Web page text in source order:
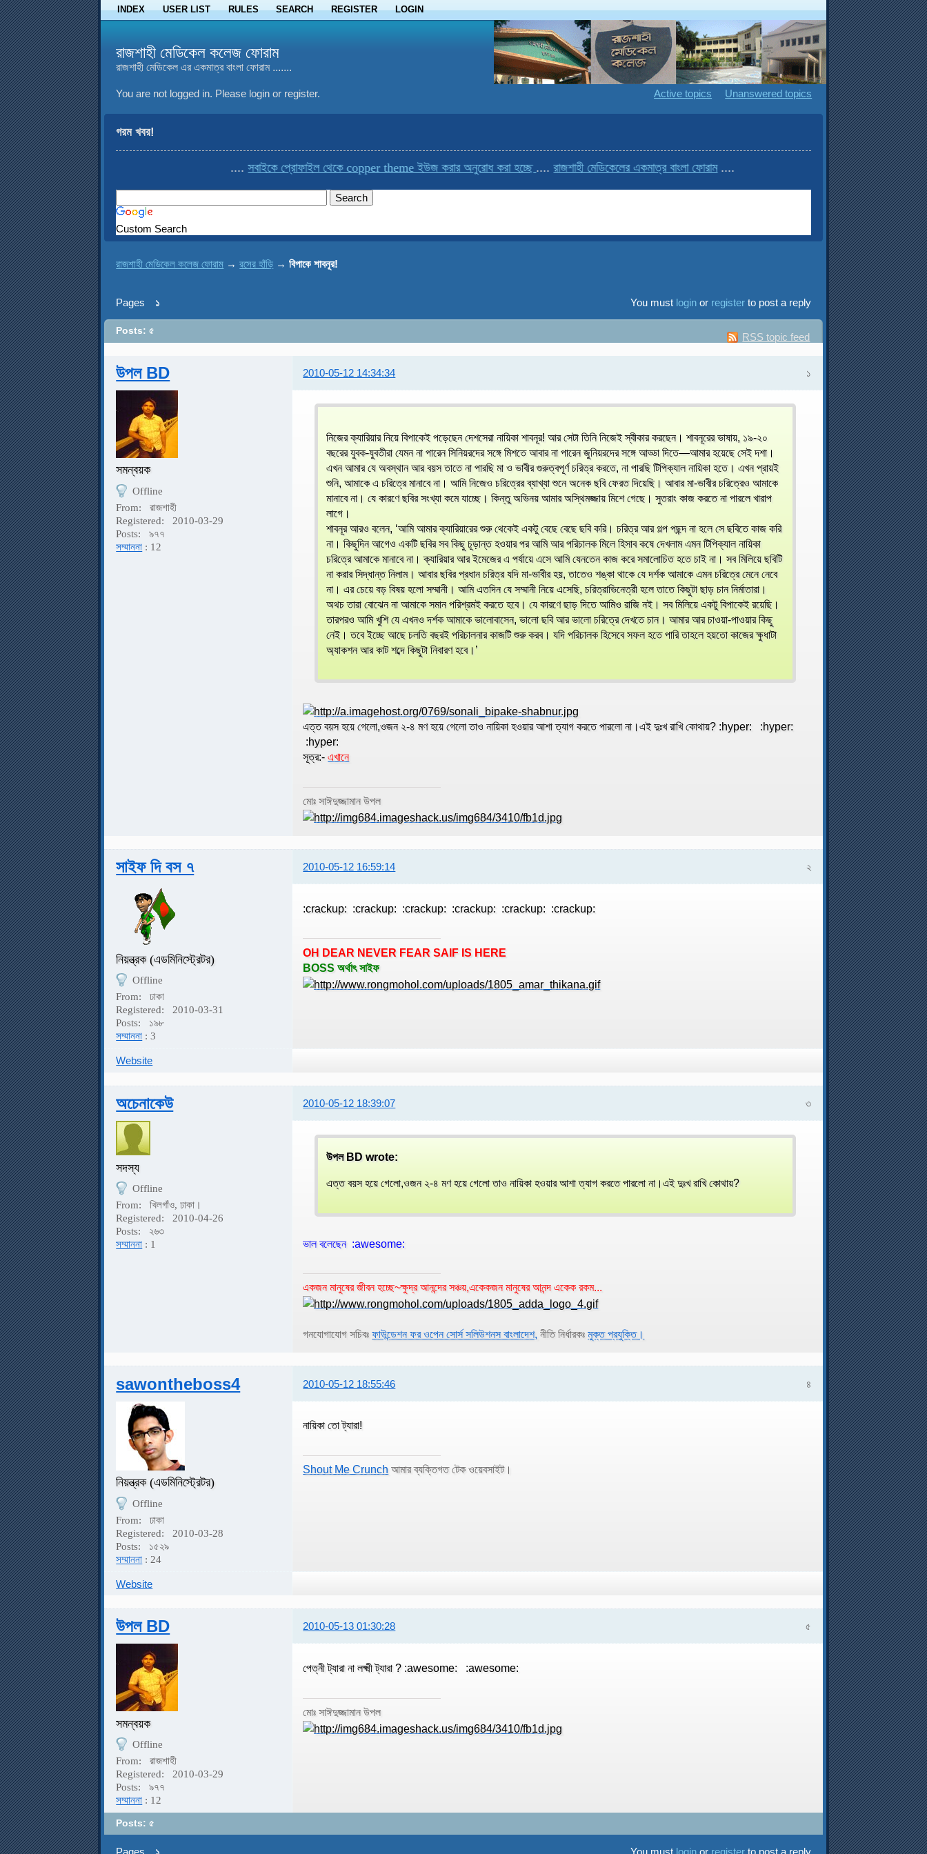
INDEX USER LIST RULES SEARCH REGISTER LOGIN
রাজশাহী মেডিকেল কলেজ ফোরাম
রাজশাহী মেডিকেল এর একমাত্র বাংলা ফোরাম .......
You are not logged in. Please login or register. Active topics Unanswered topics
গরম খবর!
সবাইকে প্রোফাইল থেকে copper theme ইউজ করার অনুরোধ করা হচ্ছে....রাজশাহী মেডিকেলের একমাত্র বাংলা ফোরাম....
Custom Search
রাজশাহী মেডিকেল কলেজ ফোরাম →রসের হাঁড়ি →বিপাকে শাবনূর!
Pages ১ You must loginor registerto post a reply
RSS topic feed
Posts: ৫
১
উপল BD 2010-05-12 14:34:34
সমন্বয়ক
Offline
From:
রাজশাহী
Registered:
2010-03-29
Posts:
৯৭৭
সম্মাননা : 12
নিজের ক্যারিয়ার নিয়ে বিপাকেই পড়েছেন দেশসেরা নায়িকা শাবনূর! আর সেটা তিনি নিজেই স্বীকার করছেন। শাবনূরের ভাষায়, ১৯-২০
বছরের যুবক-যুবতীরা যেমন না পারেন সিনিয়রদের সঙ্গে মিশতে আবার না পারেন জুনিয়রদের সঙ্গে আড্ডা দিতে—আমার হয়েছে সেই দশা।
এখন আমার যে অবস্থান আর বয়স তাতে না পারছি মা ও ভাবীর গুরুত্বপূর্ণ চরিত্র করতে, না পারছি টিপিক্যাল নায়িকা হতে। এখন প্রায়ই
শুনি, আমাকে এ চরিত্রে মানাবে না। আমি নিজেও চরিত্রের ব্যাখ্যা শুনে অনেক ছবি ফেরত দিয়েছি। আবার মা-ভাবীর চরিত্রেও আমাকে
মানাবে না। যে কারণে ছবির সংখ্যা কমে যাচ্ছে। কিন্তু অভিনয় আমার অস্থিমজ্জায় মিশে গেছে। সুতরাং কাজ করতে না পারলে খারাপ
লাগে।
শাবনূর আরও বলেন, ‘আমি আমার ক্যারিয়ারের শুরু থেকেই একটু বেছে বেছে ছবি করি। চরিত্র আর গল্প পছন্দ না হলে সে ছবিতে কাজ করি
না। কিছুদিন আগেও একটি ছবির সব কিছু চূড়ান্ত হওয়ার পর আমি আর পরিচালক মিলে হিসাব কষে দেখলাম এমন টিপিক্যাল নায়িকা
চরিত্রে আমাকে মানাবে না। ক্যারিয়ার আর ইমেজের এ পর্যায়ে এসে আমি যেনতেন কাজ করে সমালোচিত হতে চাই না। সব মিলিয়ে ছবিটি
না করার সিদ্ধান্ত নিলাম। আবার ছবির প্রধান চরিত্র যদি মা-ভাবীর হয়, তাতেও শঙ্কা থাকে যে দর্শক আমাকে এমন চরিত্রে মেনে নেবে
না। এর চেয়ে বড় বিষয় হলো সম্মানী। আমি এতদিন যে সম্মানী নিয়ে এসেছি, চরিত্রাভিনেত্রী হলে তাতে কিছুটা ছাড় চান নির্মাতারা।
অথচ তারা বোঝেন না আমাকে সমান পরিশ্রমই করতে হবে। যে কারণে ছাড় দিতে আমিও রাজি নই। সব মিলিয়ে একটু বিপাকেই রয়েছি।
তারপরও আমি খুশি যে এখনও দর্শক আমাকে ভালোবাসেন, ভালো ছবি আর ভালো চরিত্রে দেখতে চান। আমার আর চাওয়া-পাওয়ার কিছু
নেই। তবে ইচ্ছে আছে চলতি বছরই পরিচালনার কাজটি শুরু করব। যদি পরিচালক হিসেবে সফল হতে পারি তাহলে হয়তো কাজের ক্ষুধাটা
অ্যাকশন আর কাট শব্দে কিছুটা নিবারণ হবে।’
এত্ত বয়স হয়ে গেলো,ওজন ২-৪ মণ হয়ে গেলো তাও নায়িকা হওয়ার আশা ত্যাগ করতে পারলো না।এই দুঃখ রাখি কোথায়? :hyper: :hyper:
:hyper:
সূত্র:-এখানে
মোঃ সাঈদুজ্জামান উপল
২
সাইফ দি বস ৭ 2010-05-12 16:59:14
নিয়ন্ত্রক (এডমিনিস্ট্রেটর)
Offline
From:
ঢাকা
Registered:
2010-03-31
Posts:
১৯৮
সম্মাননা : 3
:crackup: :crackup: :crackup: :crackup: :crackup: :crackup:
OH DEAR NEVER FEAR SAIF IS HERE
BOSS অর্থাৎ সাইফ
Website
৩
অচেনাকেউ 2010-05-12 18:39:07
সদস্য
Offline
From:
খিলগাঁও, ঢাকা।
Registered:
2010-04-26
Posts:
২৬৩
সম্মাননা : 1
উপল BD wrote:
এত্ত বয়স হয়ে গেলো,ওজন ২-৪ মণ হয়ে গেলো তাও নায়িকা হওয়ার আশা ত্যাগ করতে পারলো না।এই দুঃখ রাখি কোথায়?
ভাল বলেছেন :awesome:
একজন মানুষের জীবন হচ্ছে~ক্ষুদ্র আনন্দের সঞ্চয়,একেকজন মানুষের আনন্দ একেক রকম...
গনযোগাযোগ সচিবঃফাউন্ডেশন ফর ওপেন সোর্স সলিউশনস বাংলাদেশ, নীতি নির্ধারকঃমুক্ত প্রযুক্তি।
৪
sawontheboss4 2010-05-12 18:55:46
নিয়ন্ত্রক (এডমিনিস্ট্রেটর)
Offline
From:
ঢাকা
Registered:
2010-03-28
Posts:
১৫২৯
সম্মাননা : 24
নায়িকা তো ট্যারা!
Shout Me Crunch আমার ব্যক্তিগত টেক ওয়েবসাইট।
Website
৫
উপল BD 2010-05-13 01:30:28
সমন্বয়ক
Offline
From:
রাজশাহী
Registered:
2010-03-29
Posts:
৯৭৭
সম্মাননা : 12
পেত্নী ট্যারা না লক্ষ্মী ট্যারা ? :awesome: :awesome:
মোঃ সাঈদুজ্জামান উপল
Posts: ৫
Pages ১ You must loginor registerto post a reply